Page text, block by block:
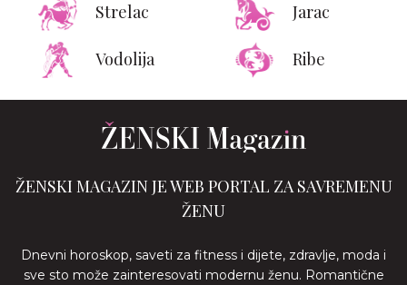
Strelac Jarac
Vodolija Ribe
ŽENSKI MAGAZIN JE WEB PORTAL ZA SAVREMENU
ŽENU
Dnevni horoskop, saveti za fitness i dijete, zdravlje, moda i
sve sto može zainteresovati modernu ženu. Romantične